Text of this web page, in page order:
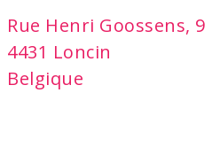
Rue Henri Goossens, 9
4431 Loncin
Belgique